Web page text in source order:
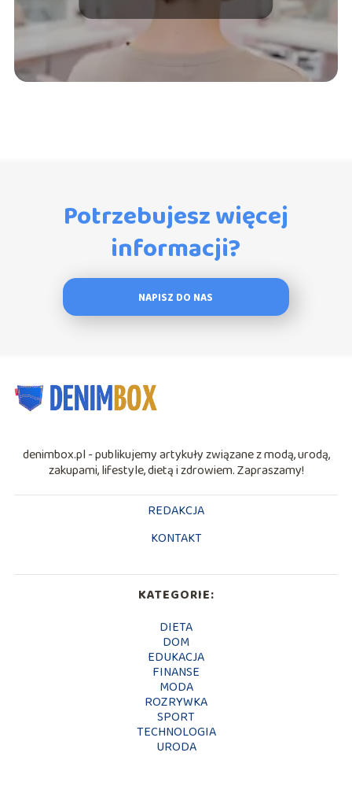
Potrzebujesz więcej
informacji?
NAPISZ DO NAS
denimbox.pl - publikujemy artykuły związane z modą, urodą,
zakupami, lifestyle, dietą i zdrowiem. Zapraszamy!
REDAKCJA
KONTAKT
KATEGORIE:
DIETA
DOM
EDUKACJA
FINANSE
MODA
ROZRYWKA
SPORT
TECHNOLOGIA
URODA